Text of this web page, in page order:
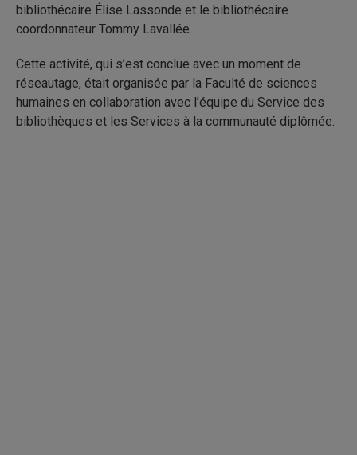
bibliothécaire Élise Lassonde et le bibliothécaire
coordonnateur Tommy Lavallée.
Cette activité, qui s’est conclue avec un moment de
réseautage, était organisée par la Faculté de sciences
humaines en collaboration avec l’équipe du Service des
bibliothèques et les Services à la communauté diplômée.